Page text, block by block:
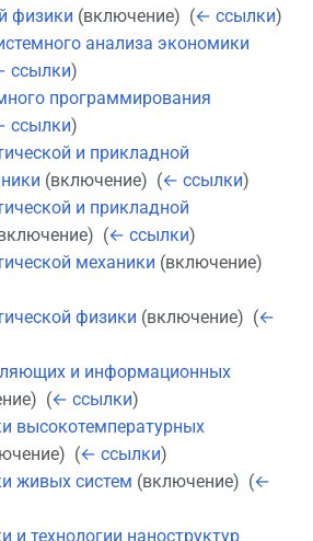
физики (включение) ‎ (← ссылки)
анализа экономики
ссылки)
программирования
ссылки)
и прикладной
(включение) ‎ (← ссылки)
и прикладной
(← ссылки)
механики (включение) ‎
физики (включение) ‎ (←
и информационных
(← ссылки)
высокотемпературных
(← ссылки)
живых систем (включение) ‎ (←
и технологии наноструктур